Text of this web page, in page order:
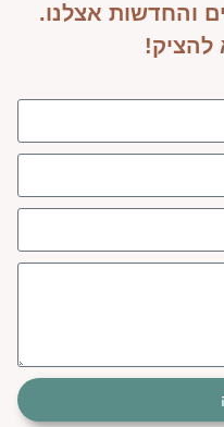
והחדשות אצלנו.
להציק!